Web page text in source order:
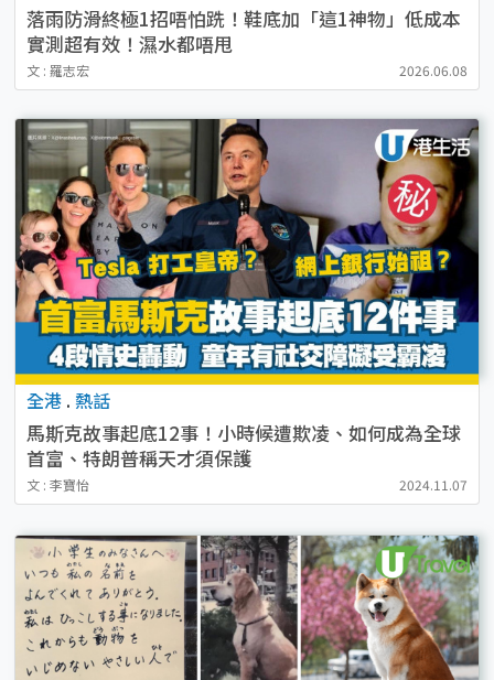
落雨防滑終極1招唔怕跣！鞋底加「這1神物」低成本
實測超有效！濕水都唔甩
文 : 羅志宏 2026.06.08
全港 . 熱話
馬斯克故事起底12事！小時候遭欺凌、如何成為全球
首富、特朗普稱天才須保護
文 : 李寶怡 2024.11.07